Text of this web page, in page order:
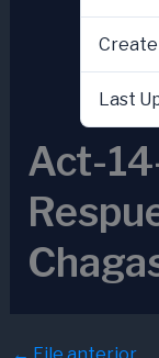
Last
Act-